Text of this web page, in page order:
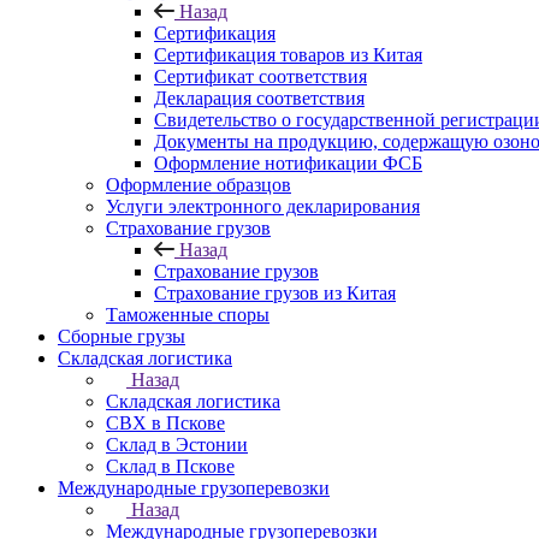
Назад
Сертификация
Сертификация товаров из Китая
Сертификат соответствия
Декларация соответствия
Свидетельство о государственной
Документы на продукцию, содержащую
Оформление нотификации ФСБ
Оформление образцов
Услуги электронного декларирования
Страхование грузов
Назад
Страхование грузов
Страхование грузов из Китая
Таможенные споры
Сборные грузы
Складская логистика
Назад
Складская логистика
СВХ в Пскове
Склад в Эстонии
Склад в Пскове
Международные грузоперевозки
Назад
Международные грузоперевозки